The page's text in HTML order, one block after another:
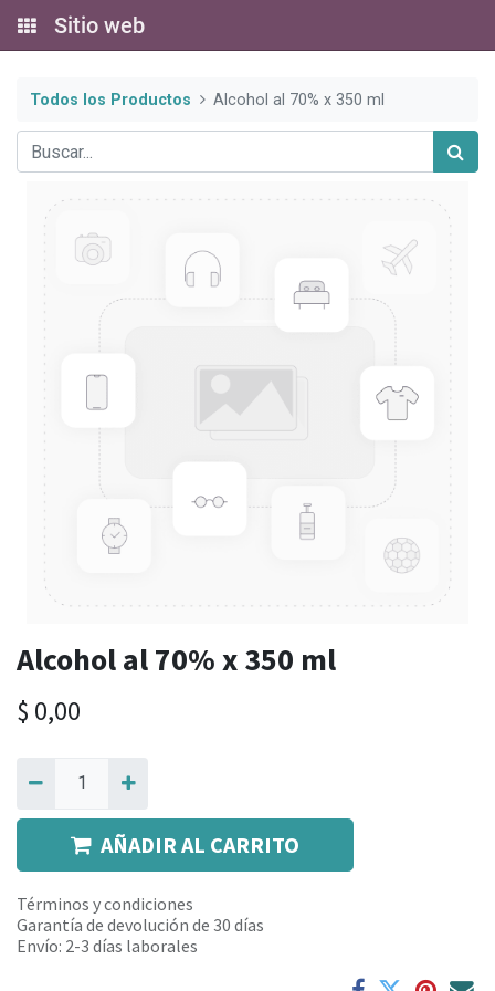
Sitio web
Todos los Productos Alcohol al 70% x 350 ml
Alcohol al 70% x 350 ml
$ 0,00
AÑADIR AL CARRITO
Términos y condiciones
Garantía de devolución de 30 días
Envío: 2-3 días laborales